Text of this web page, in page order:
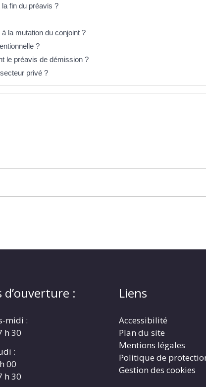
fin du préavis ?
la mutation du conjoint ?
?
le préavis de démission ?
privé ?
d’ouverture :
midi :
h 30
:
00
h 30
Liens
Accessibilité
Plan du site
Mentions légales
Politique de
Gestion des cookies